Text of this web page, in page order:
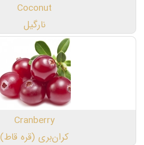
Coconut
نارگیل
Cranberry
کران‌بری (قره قاط)